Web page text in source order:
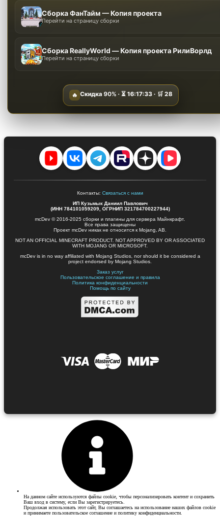
Сборка ФанТайм — Копия проекта
Перейти на страницу сборки
Сборка ReallyWorld — Копия проекта РилиВорлд
Перейти на страницу сборки
🔥 Скидка90% · ⏳16:17:32 · 🛒28
Контакты: Связаться с нами
ИП Кузьмык Даниил Павлович
(ИНН 784101059209, ОГРНИП 321784700227944)
mcDev © 2016-2025 сборки и плагины для сервера Майнкрафт.
Все права защищены
Проект mcDev никак не относится к Mojang, AB.
NOT AN OFFICIAL MINECRAFT PRODUCT. NOT APPROVED BY OR ASSOCIATED
WITH MOJANG OR MICROSOFT.
mcDev is in no way affiliated with Mojang Studios, nor should it be considered a
project endorsed by Mojang Studios.
Заказ услуг
Пользовательское соглашение и правила
Политика конфиденциальности
Помощь по сайту
На данном сайте используются файлы cookie, чтобы персонализировать контент и сохранить
Ваш вход в систему, если Вы зарегистрируетесь.
Продолжая использовать этот сайт, Вы соглашаетесь на использование наших файлов cookie
и принимаете пользовательское соглашение и политику конфиденциальности.